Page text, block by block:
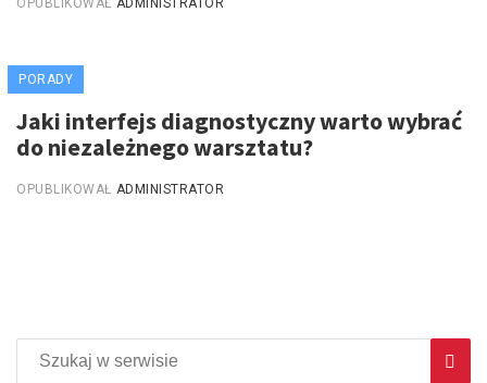
PORADY
Jaki interfejs diagnostyczny warto wybrać
do niezależnego warsztatu?
OPUBLIKOWAŁ ADMINISTRATOR